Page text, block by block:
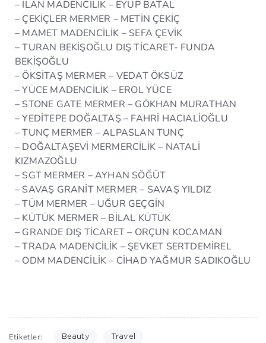
– İLAN MADENCİLİK – EYÜP BATAL
– ÇEKİÇLER MERMER – METİN ÇEKİÇ
– MAMET MADENCİLİK – SEFA ÇEVİK
– TURAN BEKİŞOĞLU DIŞ TİCARET- FUNDA
BEKİŞOĞLU
– ÖKSİTAŞ MERMER – VEDAT ÖKSÜZ
– YÜCE MADENCİLİK – EROL YÜCE
– STONE GATE MERMER – GÖKHAN MURATHAN
– YEDİTEPE DOĞALTAŞ – FAHRİ HACIALİOĞLU
– TUNÇ MERMER – ALPASLAN TUNÇ
– DOĞALTAŞEVİ MERMERCİLİK – NATALİ
KIZMAZOĞLU
– SGT MERMER – AYHAN SÖĞÜT
– SAVAŞ GRANİT MERMER – SAVAŞ YILDIZ
– TÜM MERMER – UĞUR GEÇGİN
– KÜTÜK MERMER – BİLAL KÜTÜK
– GRANDE DIŞ TİCARET – ORÇUN KOCAMAN
– TRADA MADENCİLİK – ŞEVKET SERTDEMİREL
– ODM MADENCİLİK – CİHAD YAĞMUR SADIKOĞLU
Etiketler: Beauty Travel